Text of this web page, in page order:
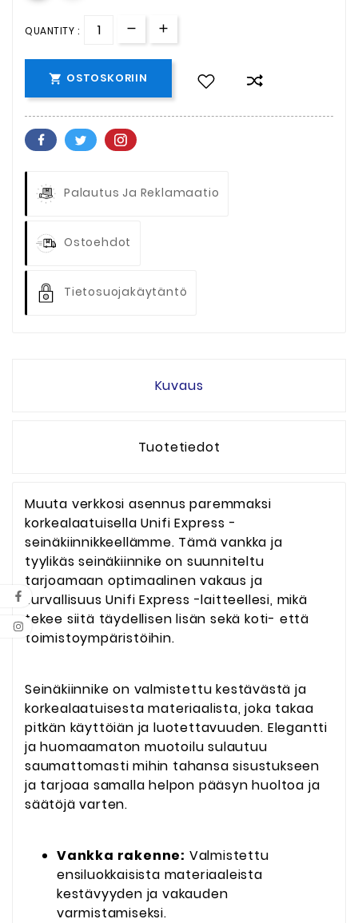
QUANTITY :
 OSTOSKORIIN
Palautus Ja Reklamaatio
Ostoehdot
Tietosuojakäytäntö
Kuvaus
Tuotetiedot
Muuta verkkosi asennus paremmaksi
korkealaatuisella Unifi Express -
seinäkiinnikkeellämme. Tämä vankka ja
tyylikäs seinäkiinnike on suunniteltu
tarjoamaan optimaalinen vakaus ja
turvallisuus Unifi Express -laitteellesi, mikä
tekee siitä täydellisen lisän sekä koti- että
toimistoympäristöihin.
Seinäkiinnike on valmistettu kestävästä ja
korkealaatuisesta materiaalista, joka takaa
pitkän käyttöiän ja luotettavuuden. Elegantti
ja huomaamaton muotoilu sulautuu
saumattomasti mihin tahansa sisustukseen
ja tarjoaa samalla helpon pääsyn huoltoa ja
säätöjä varten.
Vankka rakenne: Valmistettu
ensiluokkaisista materiaaleista
kestävyyden ja vakauden
varmistamiseksi.